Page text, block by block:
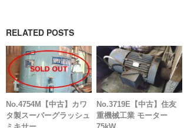
RELATED POSTS
No.4754M【中古】カワ
タ製スーパーグラッシュ
No.3719E【中古】住友
重機械工業 モーター